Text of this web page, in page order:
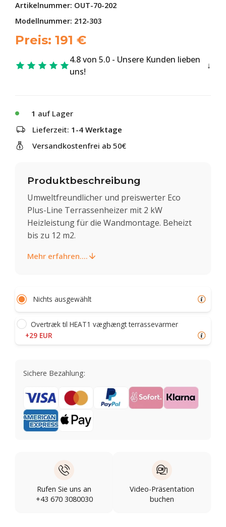
Artikelnummer: OUT-70-202
Modellnummer: 212-303
Preis: 191 €
4.8 von 5.0 - Unsere Kunden lieben
uns!
1 auf Lager
Lieferzeit: 1-4 Werktage
Versandkostenfrei ab 50€
Produktbeschreibung
Umweltfreundlicher und preiswerter Eco
Plus-Line Terrassenheizer mit 2 kW
Heizleistung für die Wandmontage. Beheizt
bis zu 12 m2.
Mehr erfahren....
Nichts ausgewählt
Overtræk til HEAT1 væghængt terrassevarmer
+29 EUR
Sichere Bezahlung:
Rufen Sie uns an
+43 670 3080030
Video-Präsentation
buchen